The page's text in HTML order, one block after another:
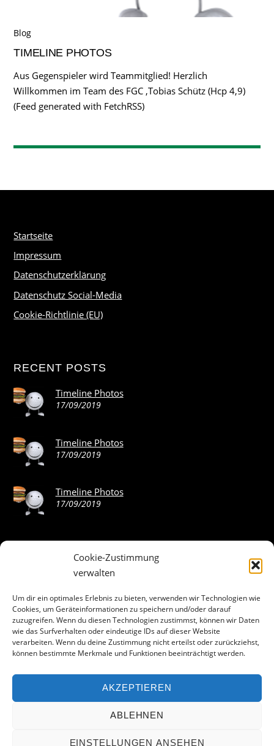
Cookie-Zustimmung
verwalten
Um dir ein optimales Erlebnis zu bieten, verwenden wir Technologien wie
Cookies, um Geräteinformationen zu speichern und/oder darauf
zuzugreifen. Wenn du diesen Technologien zustimmst, können wir Daten
wie das Surfverhalten oder eindeutige IDs auf dieser Website
verarbeiten. Wenn du deine Zustimmung nicht erteilst oder zurückziehst,
können bestimmte Merkmale und Funktionen beeinträchtigt werden.
AKZEPTIEREN
ABLEHNEN
EINSTELLUNGEN ANSEHEN
Blog
TIMELINE PHOTOS
Aus Gegenspieler wird Teammitglied! Herzlich
Willkommen im Team des FGC ,Tobias Schütz (Hcp 4,9)
(Feed generated with FetchRSS)
Startseite
Impressum
Datenschutzerklärung
Datenschutz Social-Media
Cookie-Richtlinie (EU)
RECENT POSTS
Timeline Photos
17/09/2019
Timeline Photos
17/09/2019
Timeline Photos
17/09/2019
ABOUT THE LANDING THEME…
The Landing theme is a one-page design WordPress theme
that’s focused on getting your audience to follow-through
with your call-to-action. Built to work seamlessly with our
drag & drop Builder plugin, it gives you the ability to
customize the look and feel of your content.